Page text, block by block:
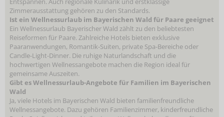
Zimmerausstattung gehören zu den Standards.
Ist ein Wellnessurlaub im Bayerischen Wald für Paare geeignet
Ein Wellnessurlaub Bayerischer Wald zählt zu den beliebtesten
Reiseformen für Paare. Zahlreiche Hotels bieten exklusive
Paaranwendungen, Romantik-Suiten, private Spa-Bereiche oder
Candle-Light-Dinner. Die ruhige Naturlandschaft und die
hochwertigen Wellnessangebote machen die Region ideal für
gemeinsame Auszeiten.
Gibt es Wellnessurlaub-Angebote für Familien im Bayerischen
Wald
Ja, viele Hotels im Bayerischen Wald bieten familienfreundliche
Wellnessangebote. Dazu gehören Familienzimmer, kinderfreundliche